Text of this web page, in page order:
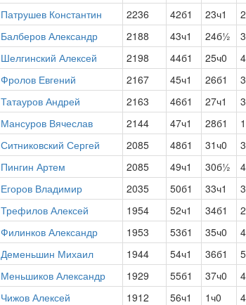
Патрушев Константин 2236 42б1 23ч1
Балберов Александр 2188 43ч1 24б½
Шелгинский Алексей 2198 44б1 25ч0
Фролов Евгений 2167 45ч1 26б1
Татауров Андрей 2163 46б1 27ч1
Мансуров Вячеслав 2144 47ч1 28б1
Ситниковский Сергей 2085 48б1 31ч0
Пингин Артем 2085 49ч1 30б½
Егоров Владимир 2035 50б1 33ч1
Трефилов Алексей 1954 52ч1 34б1
Филинков Александр 1953 53б1 35ч0
Деменьшин Михаил 1944 54ч1 36б1
Меньшиков Александр 1929 55б1 37ч0
Чижов Алексей 1912 56ч1 1ч0